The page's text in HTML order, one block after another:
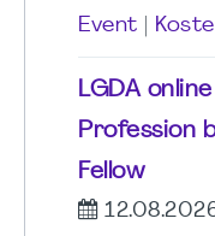
Event
LGDA
Profession
Fellow